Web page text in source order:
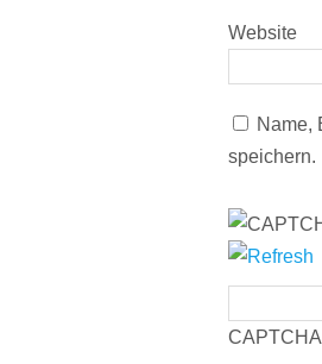
Website
Name,
speichern.